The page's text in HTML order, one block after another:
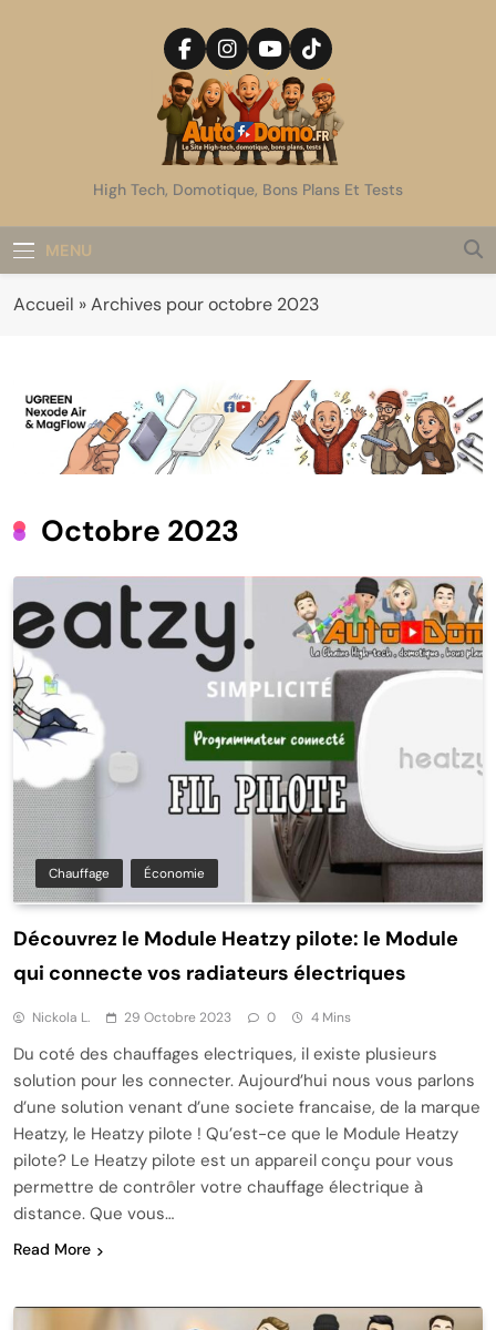
AutoDomo
High Tech, Domotique, Bons Plans Et Tests
MENU
Accueil »Archives pour octobre 2023
Octobre 2023
Chauffage Économie
Découvrez le Module Heatzy pilote: le Module
qui connecte vos radiateurs électriques
Nickola L. 29 Octobre 2023 0 4 Mins
Du coté des chauffages electriques, il existe plusieurs
solution pour les connecter. Aujourd’hui nous vous parlons
d’une solution venant d’une societe francaise, de la marque
Heatzy, le Heatzy pilote ! Qu’est-ce que le Module Heatzy
pilote? Le Heatzy pilote est un appareil conçu pour vous
permettre de contrôler votre chauffage électrique à
distance. Que vous…
Read More